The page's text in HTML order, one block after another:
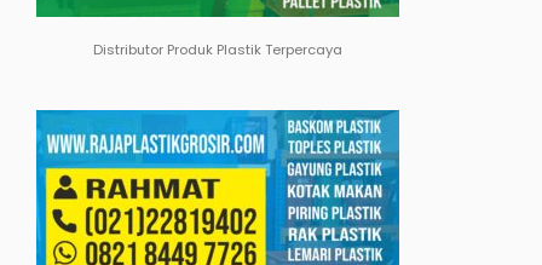
Distributor Produk Plastik Terpercaya